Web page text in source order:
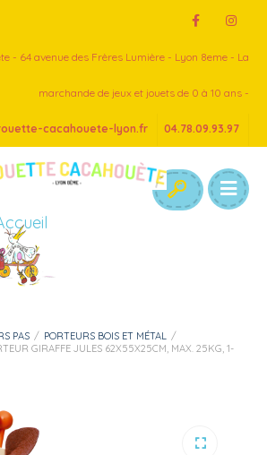
- 64 avenue des Frères Lumière - Lyon 8eme - La
marchande de jeux et jouets de 0 à 10 ans -
cacahouete-lyon.fr 04.78.09.93.97
PAS / PORTEURS BOIS ET MÉTAL /
GIRAFFE JULES 62X55X25CM, MAX. 25KG, 1-